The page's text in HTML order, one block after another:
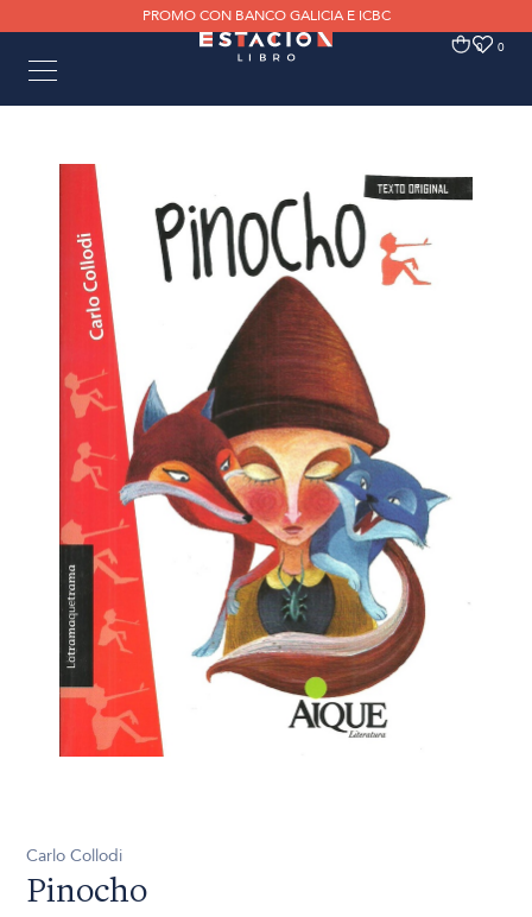
PROMO CON BANCO GALICIA E ICBC
0 0
Carlo Collodi
Pinocho